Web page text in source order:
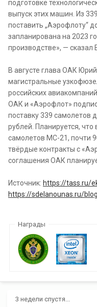
подготовке
выпуск этих машин. Из
поставить „Аэрофлоту“
запланирована на 2023
производстве», — сказал
В августе глава ОАК
магистральные
российских
ОАК и «Аэрофлот»
поставку 339 самолетов
рублей. Планируется, что
самолетов МС-21, почти
твёрдые контракты с
соглашения ОАК
Источник: https://tass.ru/
https://sdelanounas.ru/
Награды
3 недели спустя...